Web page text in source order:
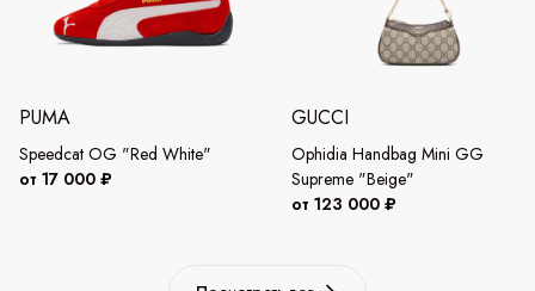
PUMA
Speedcat OG "Red White"
от 17 000 ₽
GUCCI
Ophidia Handbag Mini GG
Supreme "Beige"
от 123 000 ₽